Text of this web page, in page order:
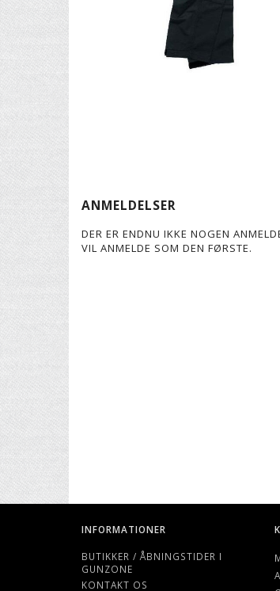
ANMELDELSER
DER ER ENDNU IKKE NOGEN
VIL ANMELDE SOM DEN FØRSTE.
INFORMATIONER
BUTIKKER / ÅBNINGSTIDER I
GUNZONE
KONTAKT OS